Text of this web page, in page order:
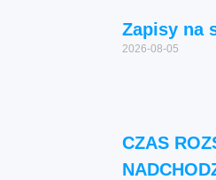
Zapisy na
2026-08-05
CZAS